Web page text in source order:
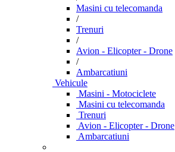
Masini cu telecomanda
/
Trenuri
/
Avion - Elicopter - Drone
/
Ambarcatiuni
Vehicule
Masini - Motociclete
Masini cu telecomanda
Trenuri
Avion - Elicopter - Drone
Ambarcatiuni